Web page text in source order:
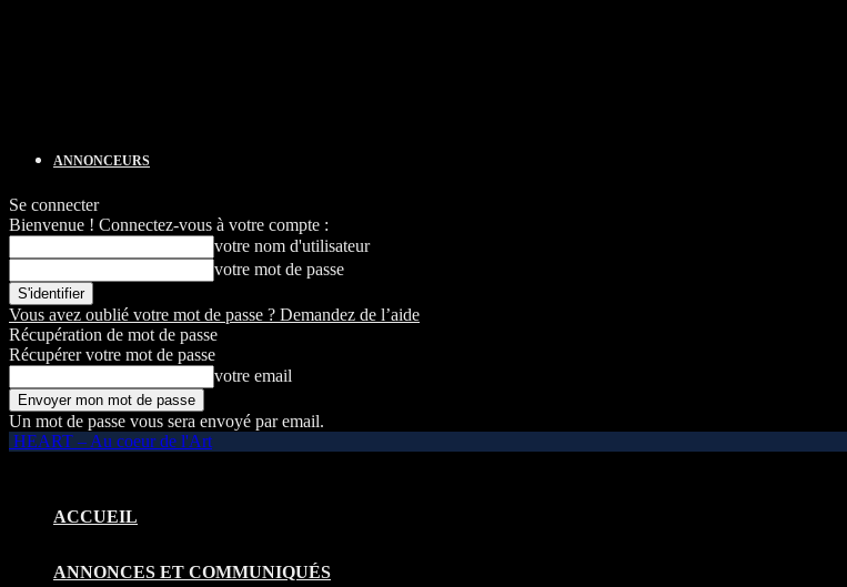
ANNONCEURS
Se connecter
Bienvenue ! Connectez-vous à votre compte :
votre nom d'utilisateur
votre mot de passe
Vous avez oublié votre mot de passe ? Demandez de l’aide
Récupération de mot de passe
Récupérer votre mot de passe
votre email
Un mot de passe vous sera envoyé par email.
HEART – Au coeur de l'Art
ACCUEIL
ANNONCES ET COMMUNIQUÉS